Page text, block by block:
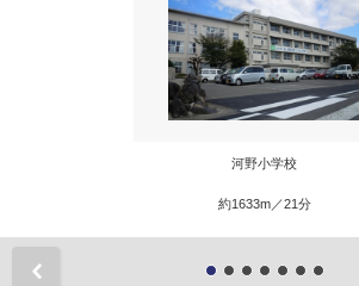
河野小学校
約1633m／21分